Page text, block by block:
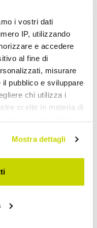
i vostri dati
IP, utilizzando
e accedere
al fine di
misurare
pubblico e sviluppare
chi utilizza i
scelte in materia di
in qualsiasi
o facendo clic
tua posizione
Mostra dettagli
limitado.